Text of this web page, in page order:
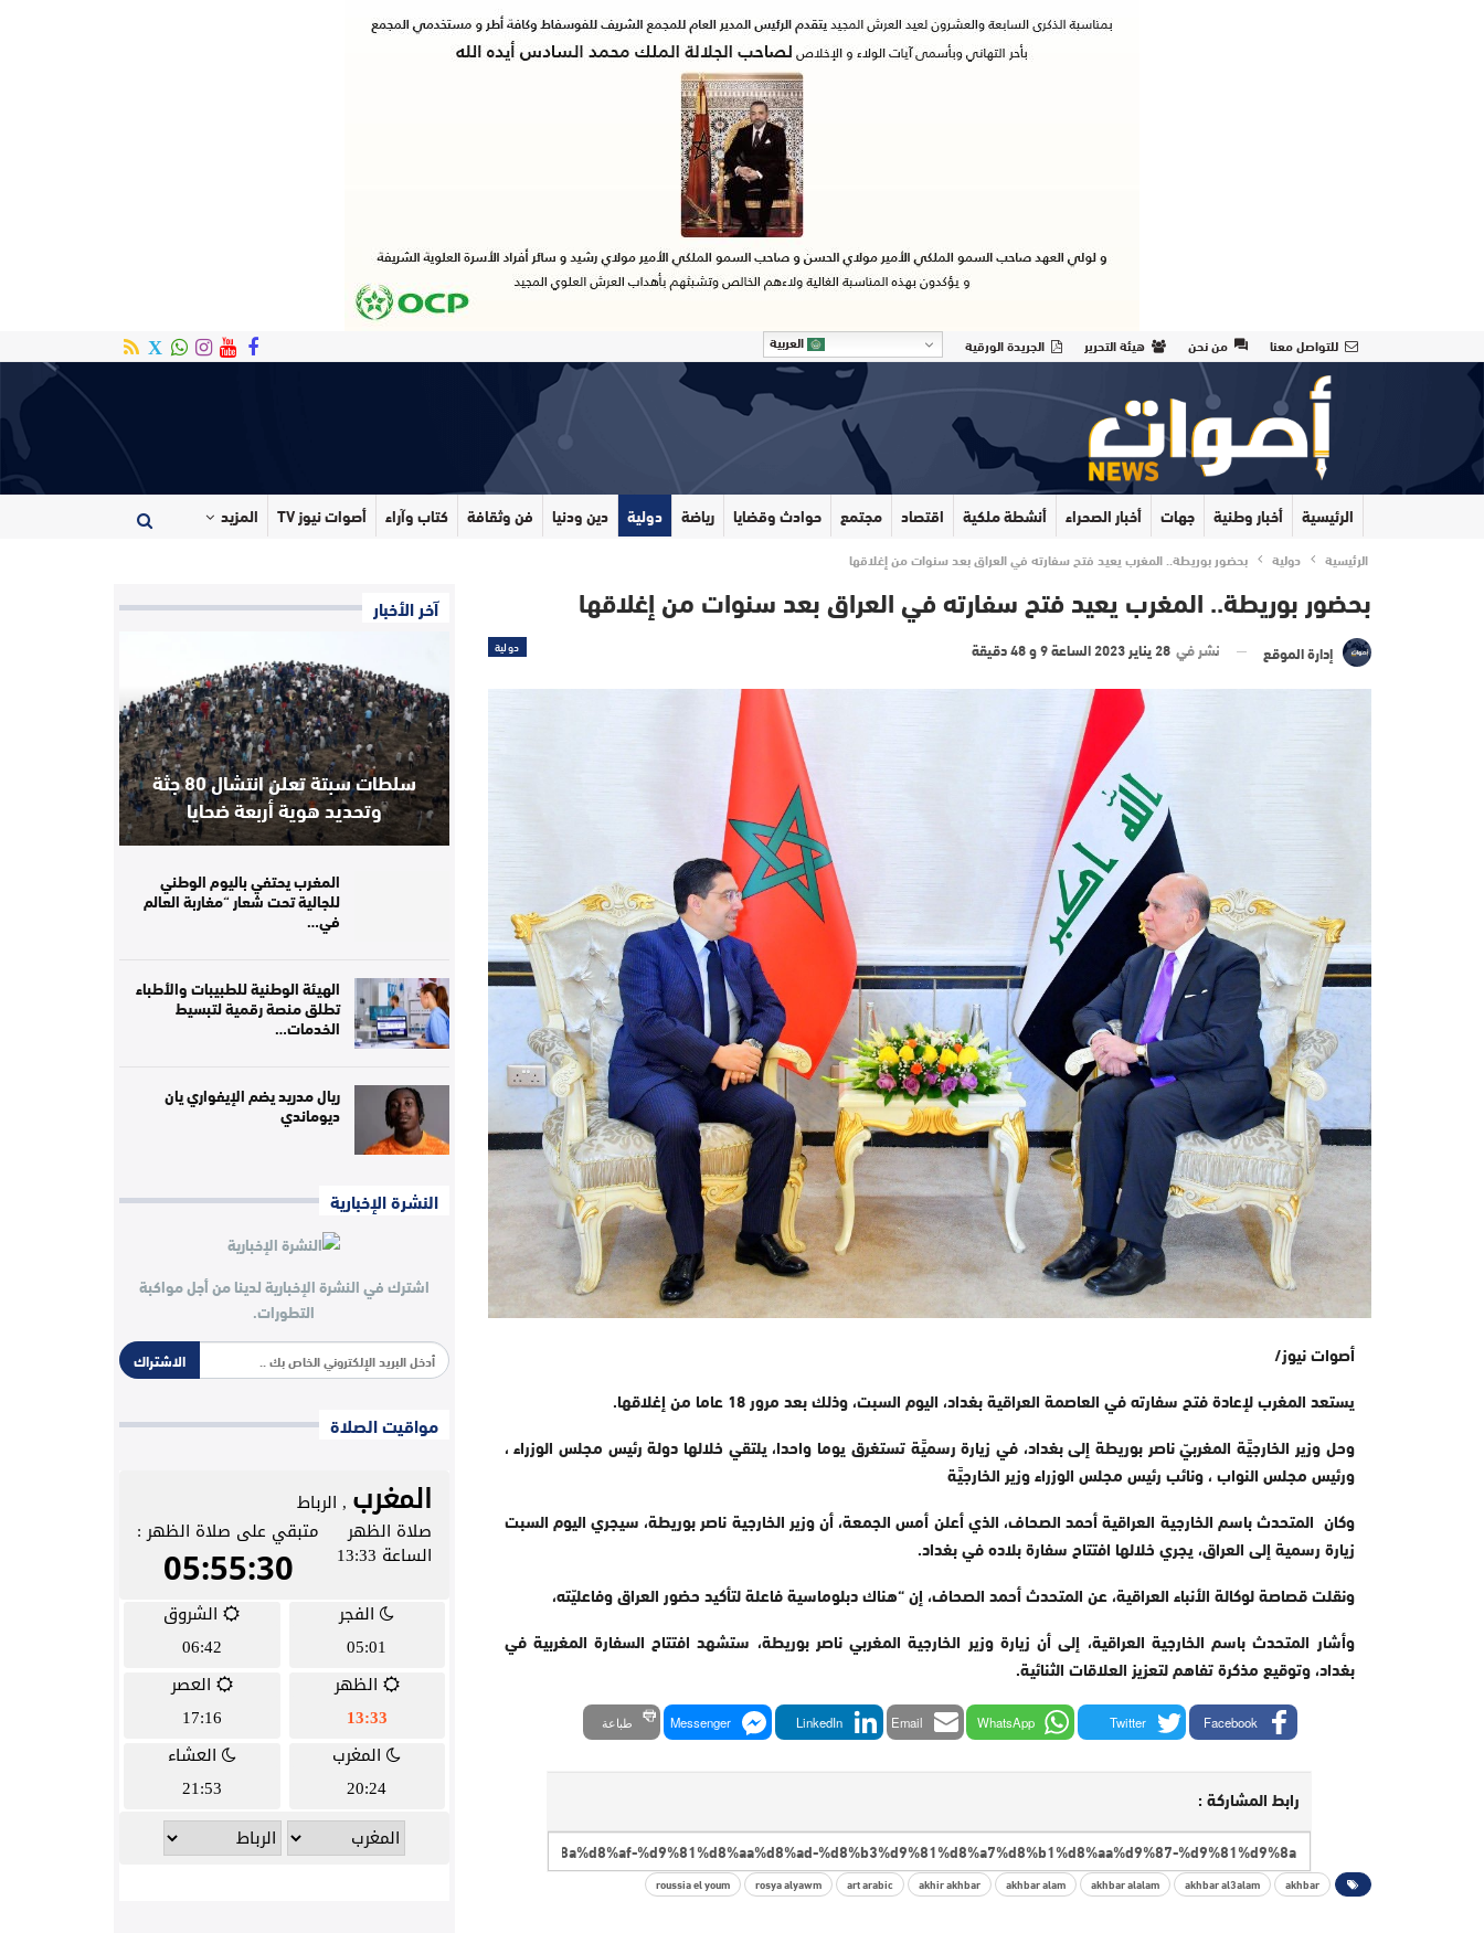
للتواصل معنا من نحن هيئة التحرير الجريدة الورقية العربية
الرئيسية أخبار وطنية جهات أخبار الصحراء أنشطة ملكية اقتصاد مجتمع حوادث وقضايا رياضة دولية دين ودنيا فن وثقافة كتاب وآراء أصوات نيوز TV المزيد
الرئيسية دولية بحضور بوريطة.. المغرب يعيد فتح سفارته في العراق بعد سنوات من إغلاقها
بحضور بوريطة.. المغرب يعيد فتح سفارته في العراق بعد سنوات من إغلاقها
دولية إدارة الموقع نشر في 28 يناير 2023 الساعة 9 و 48 دقيقة
أصوات نيوز/
يستعد المغرب لإعادة فتح سفارته في العاصمة العراقية بغداد، اليوم السبت، وذلك بعد مرور 18 عاما من إغلاقها.
وحل وزير الخارجيَّة المغربيّ ناصر بوريطة إلى بغداد، في زيارة رسميَّة تستغرق يوما واحدا، يلتقي خلالها دولة رئيس مجلس الوزراء ⁦‪‬⁩،
ورئيس مجلس النواب ⁦‪‬⁩، ونائب رئيس مجلس الوزراء وزير الخارجيَّة ⁦‪
وكان المتحدث باسم الخارجية العراقية أحمد الصحاف، الذي أعلن أمس الجمعة، أن وزير الخارجية ناصر بوريطة، سيجري اليوم السبت
زيارة رسمية إلى العراق، يجري خلالها افتتاح سفارة بلاده في بغداد.
ونقلت قصاصة لوكالة الأنباء العراقية، عن المتحدث أحمد الصحاف، إن “هناك دبلوماسية فاعلة لتأكيد حضور العراق وفاعليّته،
وأشار المتحدث باسم الخارجية العراقية، إلى أن زيارة وزير الخارجية المغربي ناصر بوريطة، ستشهد افتتاح السفارة المغربية في
بغداد، وتوقيع مذكرة تفاهم لتعزيز العلاقات الثنائية.
Facebook
Twitter
WhatsApp
Email
LinkedIn
Messenger طباعة
رابط المشاركة :
akhbar
akhbar al3alam
akhbar alalam
akhbar alam
akhir akhbar
art arabic
rosya alyawm
roussia el youm
آخر الأخبار
سلطات سبتة تعلن انتشال 80 جثة
وتحديد هوية أربعة ضحايا
المغرب يحتفي باليوم الوطني
للجالية تحت شعار “مغاربة العالم
في…
الهيئة الوطنية للطبيبات والأطباء
تطلق منصة رقمية لتبسيط
الخدمات…
ريال مدريد يضم الإيفواري يان
ديوماندي
النشرة الإخبارية
اشترك في النشرة الإخبارية لدينا من أجل مواكبة
التطورات.
الاشتراك
مواقيت الصلاة